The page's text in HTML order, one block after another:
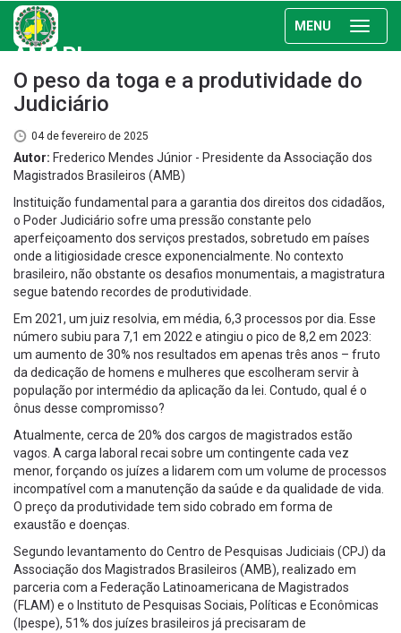
MENU
AMAPI
O peso da toga e a produtividade do
Judiciário
04 de fevereiro de 2025
Autor: Frederico Mendes Júnior - Presidente da Associação dos
Magistrados Brasileiros (AMB)
Instituição fundamental para a garantia dos direitos dos cidadãos,
o Poder Judiciário sofre uma pressão constante pelo
aperfeiçoamento dos serviços prestados, sobretudo em países
onde a litigiosidade cresce exponencialmente. No contexto
brasileiro, não obstante os desafios monumentais, a magistratura
segue batendo recordes de produtividade.
Em 2021, um juiz resolvia, em média, 6,3 processos por dia. Esse
número subiu para 7,1 em 2022 e atingiu o pico de 8,2 em 2023:
um aumento de 30% nos resultados em apenas três anos – fruto
da dedicação de homens e mulheres que escolheram servir à
população por intermédio da aplicação da lei. Contudo, qual é o
ônus desse compromisso?
Atualmente, cerca de 20% dos cargos de magistrados estão
vagos. A carga laboral recai sobre um contingente cada vez
menor, forçando os juízes a lidarem com um volume de processos
incompatível com a manutenção da saúde e da qualidade de vida.
O preço da produtividade tem sido cobrado em forma de
exaustão e doenças.
Segundo levantamento do Centro de Pesquisas Judiciais (CPJ) da
Associação dos Magistrados Brasileiros (AMB), realizado em
parceria com a Federação Latinoamericana de Magistrados
(FLAM) e o Instituto de Pesquisas Sociais, Políticas e Econômicas
(Ipespe), 51% dos juízes brasileiros já precisaram de